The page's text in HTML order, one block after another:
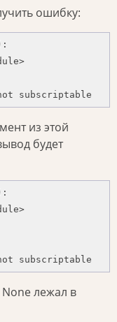
ошибку:
subscriptable
из этой
будет
subscriptable
лежал в